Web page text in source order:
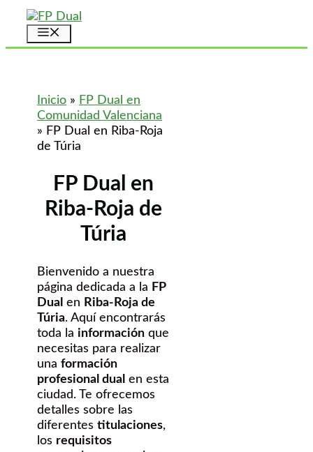
Saltar
contenido
Inicio » FP Dual en
Comunidad Valenciana
» FP Dual en Riba-Roja
de Túria
FP Dual en
Riba-Roja de
Túria
Bienvenido a nuestra
página dedicada a la FP
Dual en Riba-Roja de
Túria. Aquí encontrarás
toda la información que
necesitas para realizar
una formación
profesional dual en esta
ciudad. Te ofrecemos
detalles sobre las
diferentes titulaciones,
los requisitos